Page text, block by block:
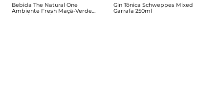
Bebida The Natural One
Ambiente Fresh Maçã-Verde
Garrafa 900ml
Gin Tônica Schweppes Mixed
Garrafa 250ml